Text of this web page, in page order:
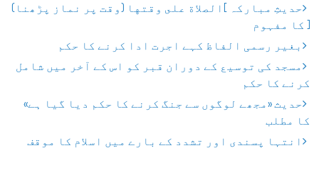
حدیثِ مبارکہ ]الصلاة على وقتها (وقت پر نماز پڑھنا)
[ کا مفہوم
بغیر رسمی الفاظ کہے اجرت ادا کرنے کا حکم
مسجد کی توسیع کے دوران قبر کو اس کے آخر میں شامل
کرنے کا حکم
حدیث «مجھے لوگوں سے جنگ کرنے کا حکم دیا گیا ہے»
کا مطلب
انتہا پسندی اور تشدد کے بارے میں اسلام کا موقف